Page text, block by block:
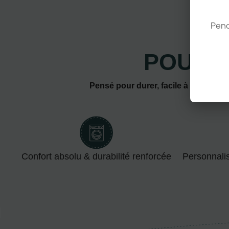
Pensé pour durer, facile à
Confort absolu & durabilité renforcée